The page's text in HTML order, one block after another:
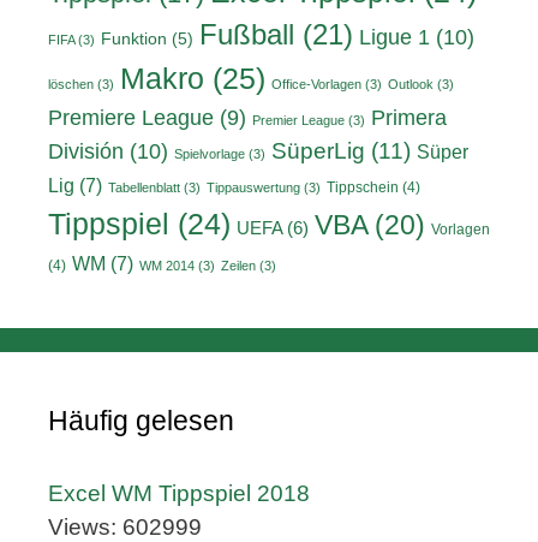
FIFA(3) Funktion (5) Fußball (21) Ligue 1 (10)
löschen (3) Makro (25) Office-Vorlagen (3) Outlook (3)
Premiere League (9) Premier League (3) Primera
División (10) Spielvorlage (3) SüperLig (11) Süper
Lig (7) Tabellenblatt (3) Tippauswertung (3) Tippschein (4)
Tippspiel (24) UEFA(6) VBA(20) Vorlagen
(4) WM (7) WM 2014 (3) Zeilen (3)
Häufig gelesen
Excel WM Tippspiel 2018
Views: 602999